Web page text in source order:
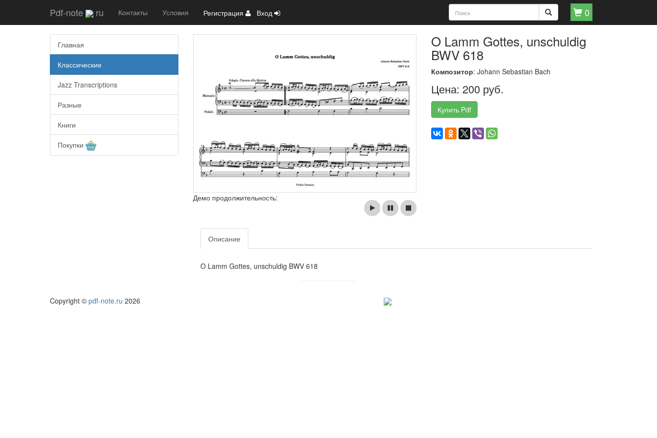
Pdf-note ru Контакты Условия 0
Регистрация Вход
Главная
Классические
Jazz Transcriptions
Разные
Книги
Покупки
Демо продолжительность:
O Lamm Gottes, unschuldig
BWV 618
Композитор: Johann Sebastian Bach
Цена: 200 руб.
Купить Pdf
Описание
O Lamm Gottes, unschuldig BWV 618
Copyright © pdf-note.ru 2026